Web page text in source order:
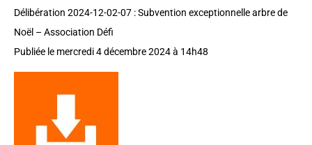
Délibération 2024-12-02-07 :Subvention exceptionnelle arbre de
Noël – Association Défi
Publiée le mercredi 4 décembre 2024à 14h48